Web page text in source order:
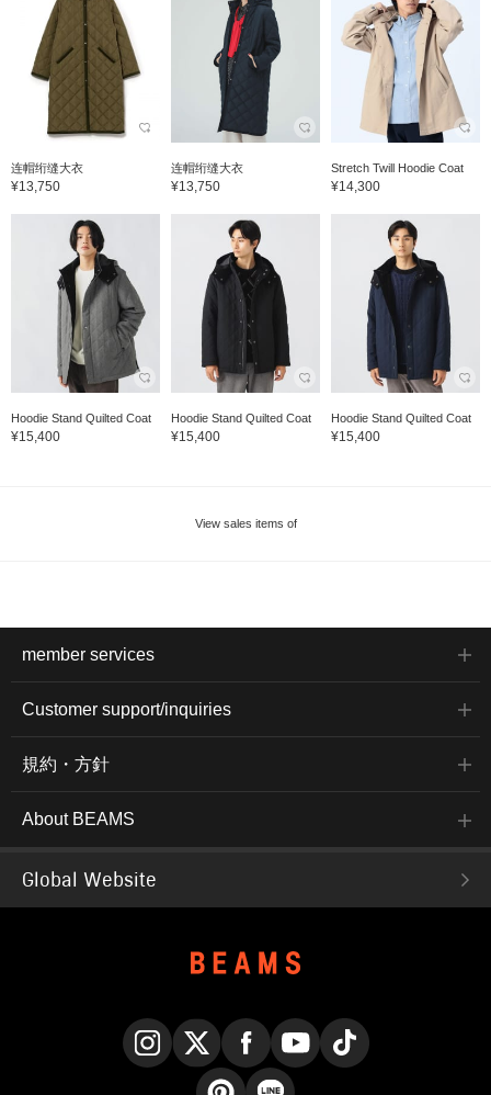
连帽绗缝大衣
¥13,750
连帽绗缝大衣
¥13,750
Stretch Twill Hoodie Coat
¥14,300
Hoodie Stand Quilted Coat
¥15,400
Hoodie Stand Quilted Coat
¥15,400
Hoodie Stand Quilted Coat
¥15,400
View sales items of
member services
Customer support/inquiries
規約・方針
About BEAMS
Global Website